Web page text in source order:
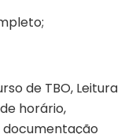
de TBO, Leitura
horário,
documentação